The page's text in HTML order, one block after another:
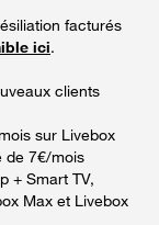
facturés
ici.
clients
sur Livebox
de 7€/mois
+ Smart TV,
Max et Livebox